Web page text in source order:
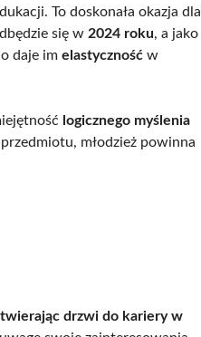
To doskonała okazja dla
się w 2024 roku, a jako
daje im elastyczność w
logicznego myślenia
młodzież powinna
drzwi do kariery w